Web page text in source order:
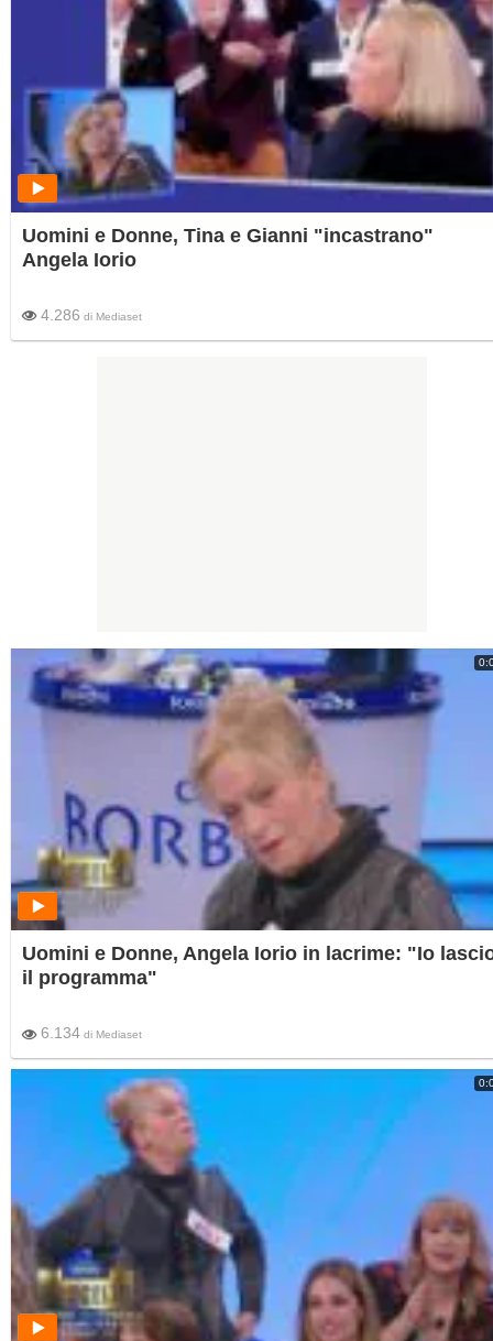
Uomini e Donne, Tina e Gianni "incastrano"
Angela Iorio
4.286 di Mediaset
Uomini e Donne, Angela Iorio in lacrime: "Io
il programma"
6.134 di Mediaset